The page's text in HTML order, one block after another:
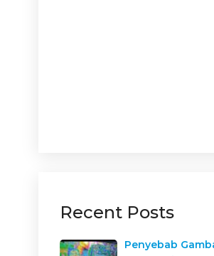
Recent Posts
Penyebab